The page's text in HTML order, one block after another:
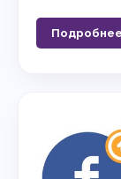
Подробнее